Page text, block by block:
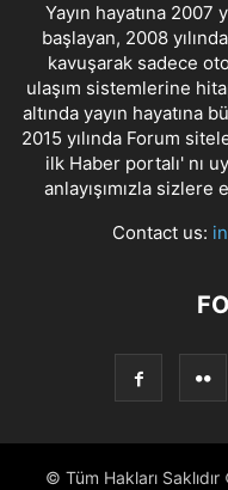
Yayın hayatına 2007
başlayan, 2008
kavuşarak sadece
ulaşım sistemlerine
altında yayın hayatına
2015 yılında Forum
ilk Haber portalı' nı
anlayışımızla
Contact us:
© Tüm Hakları